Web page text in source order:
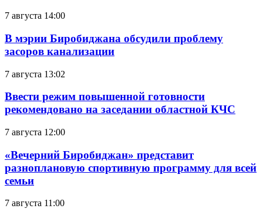
7 августа 14:00
В мэрии Биробиджана обсудили проблему
засоров канализации
7 августа 13:02
Ввести режим повышенной готовности
рекомендовано на заседании областной КЧС
7 августа 12:00
«Вечерний Биробиджан» представит
разноплановую спортивную программу для всей
семьи
7 августа 11:00